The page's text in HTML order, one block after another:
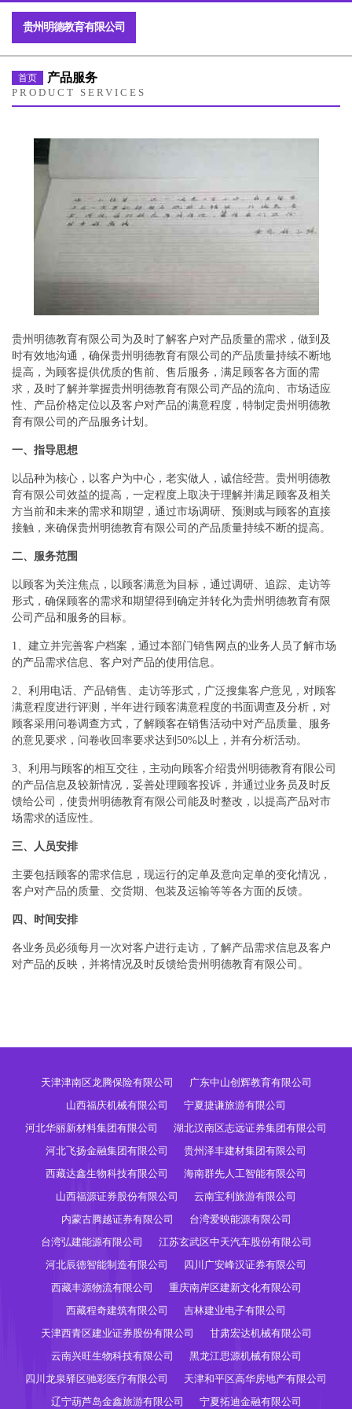
贵州明德教育有限公司
首页 产品服务
PRODUCT SERVICES
贵州明德教育有限公司为及时了解客户对产品质量的需求，做到及
时有效地沟通，确保贵州明德教育有限公司的产品质量持续不断地
提高，为顾客提供优质的售前、售后服务，满足顾客各方面的需
求，及时了解并掌握贵州明德教育有限公司产品的流向、市场适应
性、产品价格定位以及客户对产品的满意程度，特制定贵州明德教
育有限公司的产品服务计划。
一、指导思想
以品种为核心，以客户为中心，老实做人，诚信经营。贵州明德教
育有限公司效益的提高，一定程度上取决于理解并满足顾客及相关
方当前和未来的需求和期望，通过市场调研、预测或与顾客的直接
接触，来确保贵州明德教育有限公司的产品质量持续不断的提高。
二、服务范围
以顾客为关注焦点，以顾客满意为目标，通过调研、追踪、走访等
形式，确保顾客的需求和期望得到确定并转化为贵州明德教育有限
公司产品和服务的目标。
1、建立并完善客户档案，通过本部门销售网点的业务人员了解市场
的产品需求信息、客户对产品的使用信息。
2、利用电话、产品销售、走访等形式，广泛搜集客户意见，对顾客
满意程度进行评测，半年进行顾客满意程度的书面调查及分析，对
顾客采用问卷调查方式，了解顾客在销售活动中对产品质量、服务
的意见要求，问卷收回率要求达到50%以上，并有分析活动。
3、利用与顾客的相互交往，主动向顾客介绍贵州明德教育有限公司
的产品信息及较新情况，妥善处理顾客投诉，并通过业务员及时反
馈给公司，使贵州明德教育有限公司能及时整改，以提高产品对市
场需求的适应性。
三、人员安排
主要包括顾客的需求信息，现运行的定单及意向定单的变化情况，
客户对产品的质量、交货期、包装及运输等等各方面的反馈。
四、时间安排
各业务员必须每月一次对客户进行走访，了解产品需求信息及客户
对产品的反映，并将情况及时反馈给贵州明德教育有限公司。
天津津南区龙腾保险有限公司
广东中山创辉教育有限公司
山西福庆机械有限公司
宁夏捷谦旅游有限公司
河北华丽新材料集团有限公司
湖北汉南区志远证券集团有限公司
河北飞扬金融集团有限公司
贵州泽丰建材集团有限公司
西藏达鑫生物科技有限公司
海南群先人工智能有限公司
山西福源证券股份有限公司
云南宝利旅游有限公司
内蒙古腾越证券有限公司
台湾爱映能源有限公司
台湾弘建能源有限公司
江苏玄武区中天汽车股份有限公司
河北辰德智能制造有限公司
四川广安峰汉证券有限公司
西藏丰源物流有限公司
重庆南岸区建新文化有限公司
西藏程奇建筑有限公司
吉林建业电子有限公司
天津西青区建业证券股份有限公司
甘肃宏达机械有限公司
云南兴旺生物科技有限公司
黑龙江思源机械有限公司
四川龙泉驿区驰彩医疗有限公司
天津和平区高华房地产有限公司
辽宁葫芦岛金鑫旅游有限公司
宁夏拓迪金融有限公司